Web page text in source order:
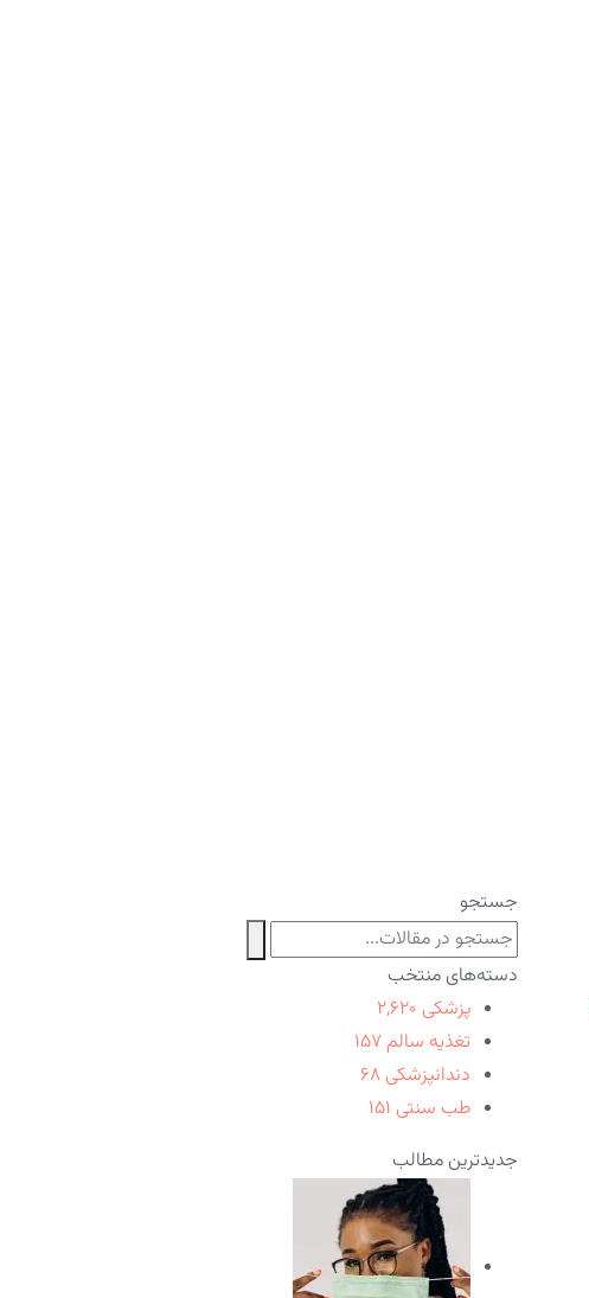
جستجو
دسته‌های منتخب
پزشکی ۲,۶۲۰
تغذیه سالم ۱۵۷
دندانپزشکی ۶۸
طب سنتی ۱۵۱
جدیدترین مطالب